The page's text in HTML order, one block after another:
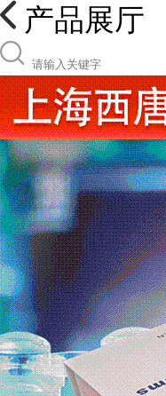
产品展厅